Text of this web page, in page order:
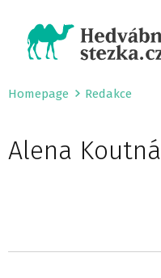
Homepage Redakce
Alena Koutná